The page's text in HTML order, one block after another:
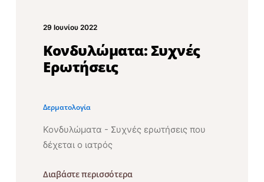
29 Ιουνίου 2022
Κονδυλώματα: Συχνές
Ερωτήσεις
Δερματολογία
Κονδυλώματα - Συχνές ερωτήσεις που
δέχεται ο ιατρός
Διαβάστε περισσότερα